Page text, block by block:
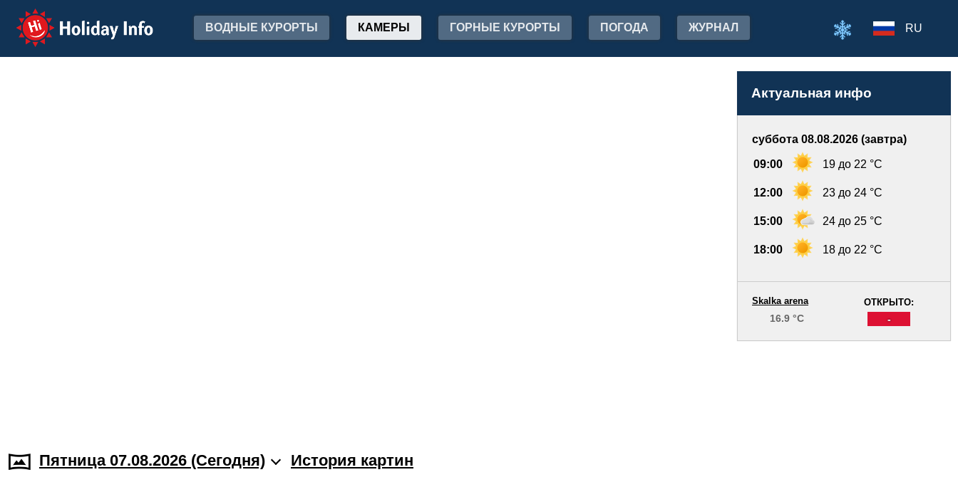
Holiday Info ВОДНЫЕ КУРОРТЫ КАМЕРЫ ГОРНЫЕ КУРОРТЫ ПОГОДА ЖУРНАЛ RU
Актуальная инфо
суббота 08.08.2026 (завтра)
09:00 19 до 22 °C
12:00 23 до 24 °C
15:00 24 до 25 °C
18:00 18 до 22 °C
ОТКРЫТО:
-
Skalka arena
16.9 °C
Пятница 07.08.2026 (Cегодня) История картин